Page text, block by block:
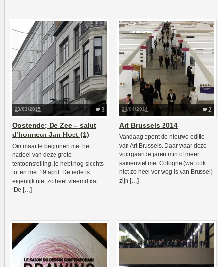
3
28/03/2015
Oostende; De Zee – salut
d’honneur Jan Hoet (1)
Om maar te beginnen met het
nadeel van deze grote
tentoonstelling, je hebt nog slechts
tot en met 19 april. De rede is
eigenlijk niet zo heel vreemd dat
‘De […]
2
24/04/2014
Art Brussels 2014
Vandaag opent de nieuwe editie
van Art Brussels. Daar waar deze
voorgaande jaren min of meer
samenviel met Cologne (wat ook
niet zo heel ver weg is van Brussel)
zijn […]